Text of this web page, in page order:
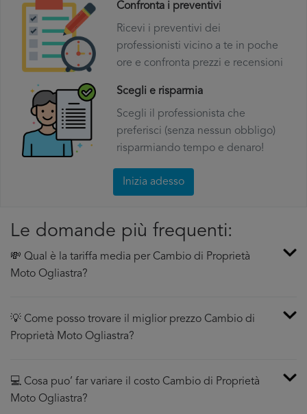
Confronta i preventivi
Ricevi i preventivi dei
professionisti vicino a te in poche
ore e confronta prezzi e recensioni
Scegli e risparmia
Scegli il professionista che
preferisci (senza nessun obbligo)
risparmiando tempo e denaro!
Inizia adesso
Le domande più frequenti:
💸 Qual è la tariffa media per Cambio di Proprietà
Moto Ogliastra?
💡 Come posso trovare il miglior prezzo Cambio di
Proprietà Moto Ogliastra?
💻 Cosa puo’ far variare il costo Cambio di Proprietà
Moto Ogliastra?